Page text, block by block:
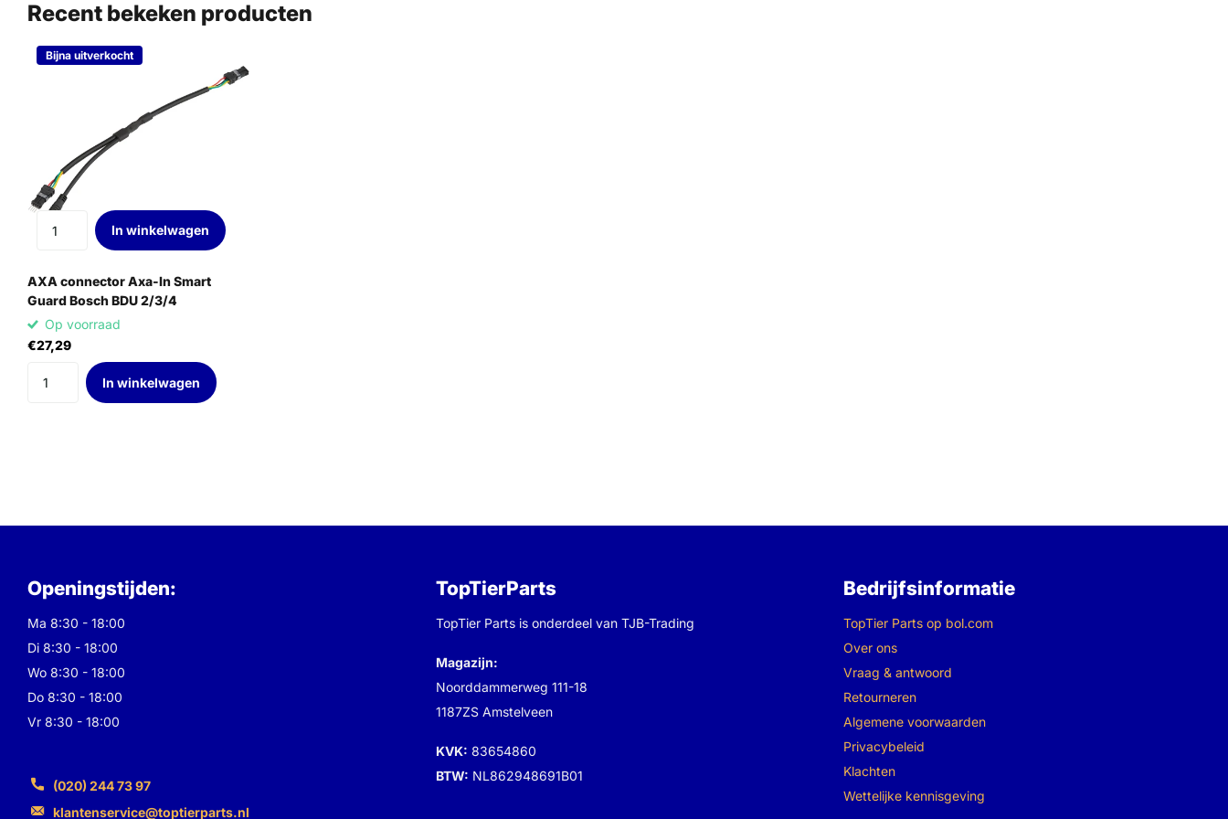
Recent bekeken producten
Bijna uitverkocht
In winkelwagen
AXA connector Axa-In Smart
Guard Bosch BDU 2/3/4
Op voorraad
€27,29
In winkelwagen
Openingstijden:
Ma 8:30 - 18:00
Di 8:30 - 18:00
Wo 8:30 - 18:00
Do 8:30 - 18:00
Vr 8:30 - 18:00
(020) 244 73 97
klantenservice@toptierparts.nl
TopTierParts
TopTier Parts is onderdeel van TJB-Trading
Magazijn:
Noorddammerweg 111-18
1187ZS Amstelveen
KVK: 83654860
BTW: NL862948691B01
Bedrijfsinformatie
TopTier Parts op bol.com
Over ons
Vraag & antwoord
Retourneren
Algemene voorwaarden
Privacybeleid
Klachten
Wettelijke kennisgeving